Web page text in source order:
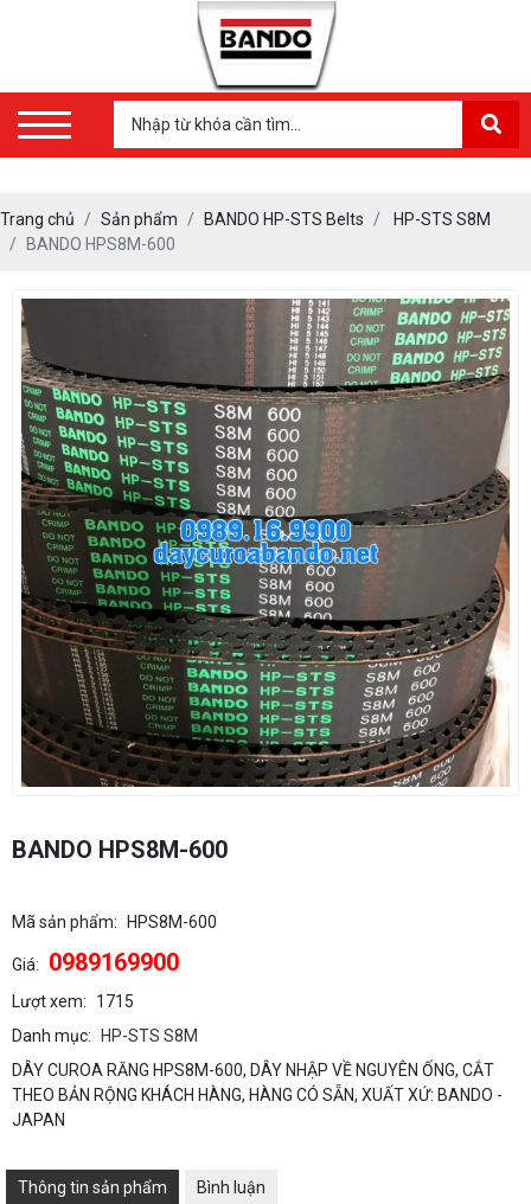
Trang chủ Sản phẩm BANDO HP-STS Belts
HP-STS S8M
BANDO HPS8M-600
BANDO HPS8M-600
Mã sản phẩm: HPS8M-600
Giá: 0989169900
Lượt xem:
1715
Danh mục:
HP-STS S8M
DÂY CUROA RĂNG HPS8M-600, DÂY NHẬP VỀ NGUYÊN ỐNG, CẮT
THEO BẢN RỘNG KHÁCH HÀNG, HÀNG CÓ SẴN, XUẤT XỨ: BANDO -
JAPAN
Thông tin sản phẩm
Bình luận